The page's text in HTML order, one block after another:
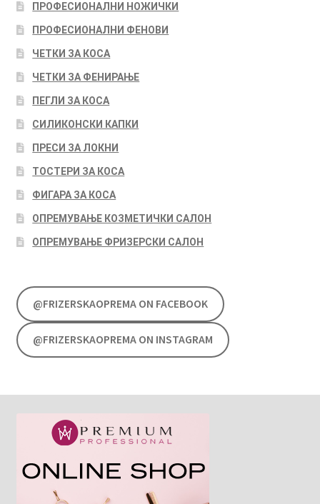
ПРОФЕСИОНАЛНИ НОЖИЧКИ
ПРОФЕСИОНАЛНИ ФЕНОВИ
ЧЕТКИ ЗА КОСА
ЧЕТКИ ЗА ФЕНИРАЊЕ
ПЕГЛИ ЗА КОСА
СИЛИКОНСКИ КАПКИ
ПРЕСИ ЗА ЛОКНИ
ТОСТЕРИ ЗА КОСА
ФИГАРА ЗА КОСА
ОПРЕМУВАЊЕ КОЗМЕТИЧКИ САЛОН
ОПРЕМУВАЊЕ ФРИЗЕРСКИ САЛОН
@FRIZERSKAOPREMA ON FACEBOOK
@FRIZERSKAOPREMA ON INSTAGRAM